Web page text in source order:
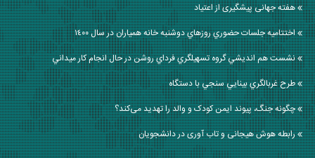
هفته جهانی پیشگیری از اعتیاد
اختتاميه جلسات حضوري روزهاي دوشنبه خانه همياران در سال ١٤٠٠
نشست هم انديشي گروه تسهيلگري فرداي روشن در حال انجام كار ميداني
طرح غربالگري بينايي سنجي با دستگاه
چگونه جنگ، پیوند ایمن کودک و والد را تهدید می‌کند؟
رابطه هوش هیجانی و تاب آوری در دانشجویان